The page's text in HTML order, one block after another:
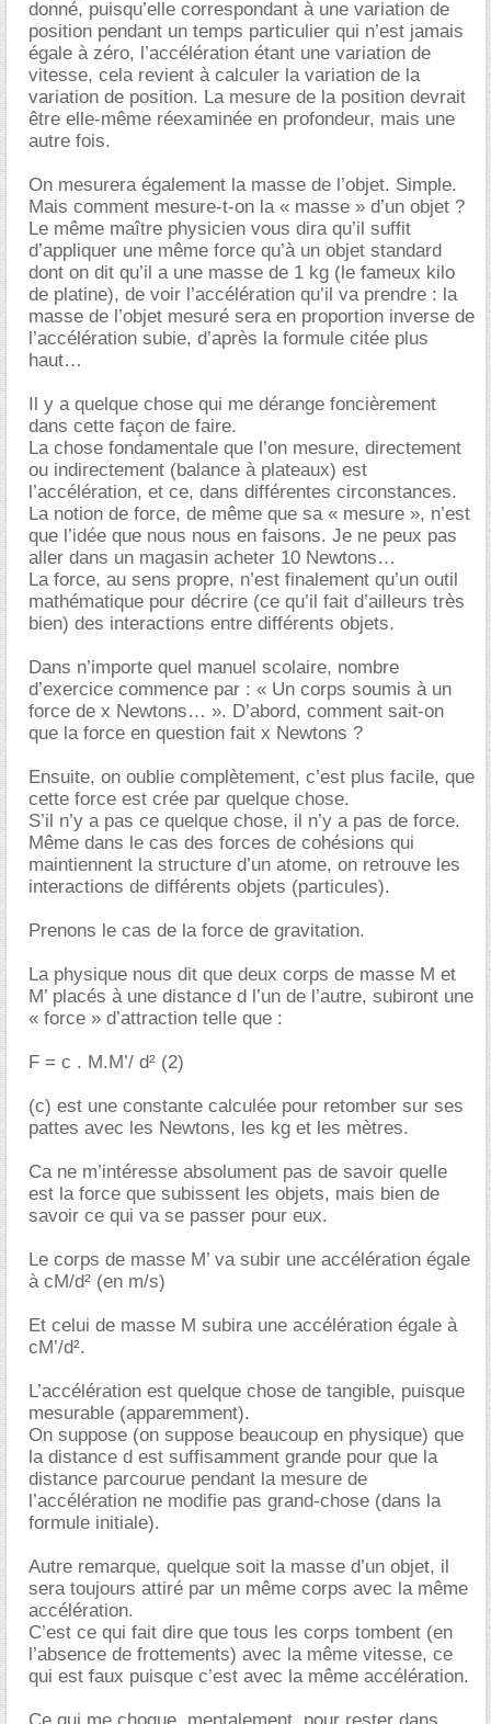
donné, puisqu’elle correspondant à une variation de
position pendant un temps particulier qui n’est jamais
égale à zéro, l’accélération étant une variation de
vitesse, cela revient à calculer la variation de la
variation de position. La mesure de la position devrait
être elle-même réexaminée en profondeur, mais une
autre fois.
On mesurera également la masse de l’objet. Simple.
Mais comment mesure-t-on la « masse » d’un objet ?
Le même maître physicien vous dira qu’il suffit
d’appliquer une même force qu’à un objet standard
dont on dit qu’il a une masse de 1 kg (le fameux kilo
de platine), de voir l’accélération qu’il va prendre : la
masse de l’objet mesuré sera en proportion inverse de
l’accélération subie, d’après la formule citée plus
haut
Il y a quelque chose qui me dérange foncièrement
dans cette façon de faire.
La chose fondamentale que l’on mesure, directement
ou indirectement (balance à plateaux) est
l’accélération, et ce, dans différentes circonstances.
La notion de force, de même que sa « mesure », n’est
que l’idée que nous nous en faisons. Je ne peux pas
aller dans un magasin acheter 10 Newtons
La force, au sens propre, n’est finalement qu’un outil
mathématique pour décrire (ce qu’il fait d’ailleurs très
bien) des interactions entre différents objets.
Dans n’importe quel manuel scolaire, nombre
d’exercice commence par : « Un corps soumis à un
force de x Newtons… ». D’abord, comment sait-on
que la force en question fait x Newtons ?
Ensuite, on oublie complètement, c’est plus facile, que
cette force est crée par quelque chose.
S’il n’y a pas ce quelque chose, il n’y a pas de force.
Même dans le cas des forces de cohésions qui
maintiennent la structure d’un atome, on retrouve les
interactions de différents objets (particules).
Prenons le cas de la force de gravitation.
La physique nous dit que deux corps de masse M et
M’ placés à une distance d l’un de l’autre, subiront une
« force » d’attraction telle que :
F = c . M.M’/ d² (2)
(c) est une constante calculée pour retomber sur ses
pattes avec les Newtons, les kg et les mètres.
Ca ne m’intéresse absolument pas de savoir quelle
est la force que subissent les objets, mais bien de
savoir ce qui va se passer pour eux.
Le corps de masse M’ va subir une accélération égale
à cM/d² (en m/s)
Et celui de masse M subira une accélération égale à
cM’/d².
L’accélération est quelque chose de tangible, puisque
mesurable (apparemment).
On suppose (on suppose beaucoup en physique) que
la distance d est suffisamment grande pour que la
distance parcourue pendant la mesure de
l’accélération ne modifie pas grand-chose (dans la
formule initiale).
Autre remarque, quelque soit la masse d’un objet, il
sera toujours attiré par un même corps avec la même
accélération.
C’est ce qui fait dire que tous les corps tombent (en
l’absence de frottements) avec la même vitesse, ce
qui est faux puisque c’est avec la même accélération.